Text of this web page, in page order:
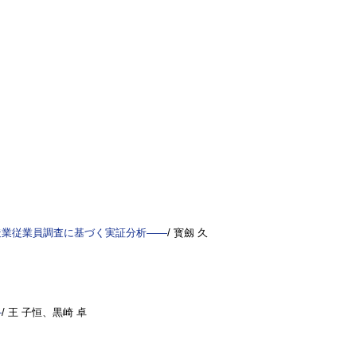
従業員調査に基づく実証分析――/ 寳劔 久
/ 王 子恒、黒崎 卓